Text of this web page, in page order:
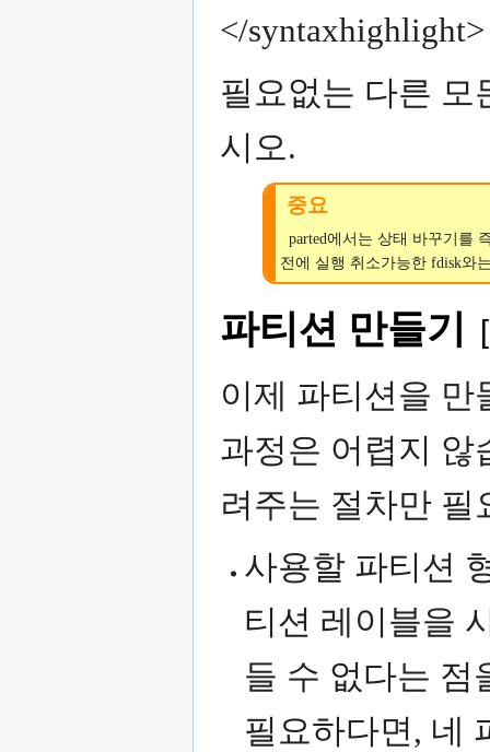
</syntaxhighlight>
필요없는 다른 모
시오.
중요
parted에서는 상태 바꾸기를
전에 실행 취소가능한 fdisk와
파티션 만들기 [
이제 파티션을 만
과정은 어렵지 않
려주는 절차만 필
사용할 파티션
티션 레이블을
들 수 없다는 점
필요하다면, 네